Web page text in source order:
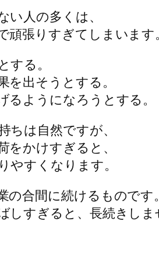
い人の多くは、
頑張りすぎてしまいます。
する。
を出そうとする。
るようになろうとする。
ちは自然ですが、
をかけすぎると、
やすくなります。
の合間に続けるものです。
しすぎると、長続きしま